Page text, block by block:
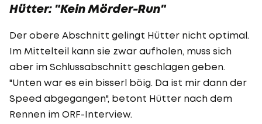
Hütter: "Kein Mörder-Run"
Der obere Abschnitt gelingt Hütter nicht optimal.
Im Mittelteil kann sie zwar aufholen, muss sich
aber im Schlussabschnitt geschlagen geben.
"Unten war es ein bisserl böig. Da ist mir dann der
Speed abgegangen", betont Hütter nach dem
Rennen im ORF-Interview.